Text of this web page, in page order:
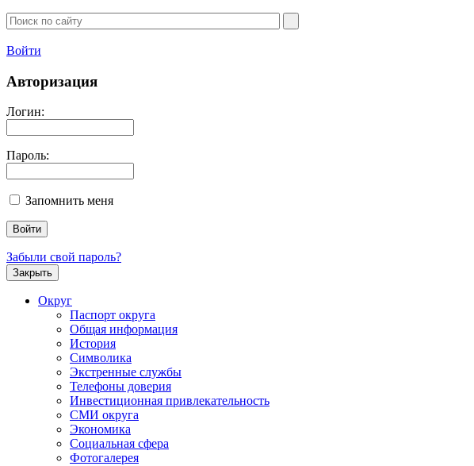
Войти
Авторизация
Логин:
Пароль:
Запомнить меня
Забыли свой пароль?
Закрыть
Округ
Паспорт округа
Общая информация
История
Символика
Экстренные службы
Телефоны доверия
Инвестиционная привлекательность
СМИ округа
Экономика
Социальная сфера
Фотогалерея